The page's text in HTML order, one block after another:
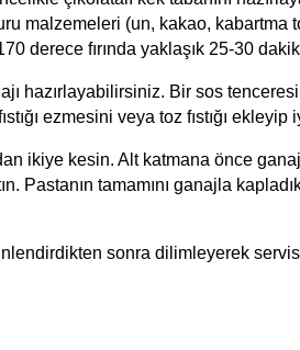
malzemeleri (un, kakao,
derece fırında yaklaşık 25-30
hazırlayabilirsiniz. Bir sos
ezmesini veya toz fıstığı
ikiye kesin. Alt katmana önce
Pastanın tamamını ganajla